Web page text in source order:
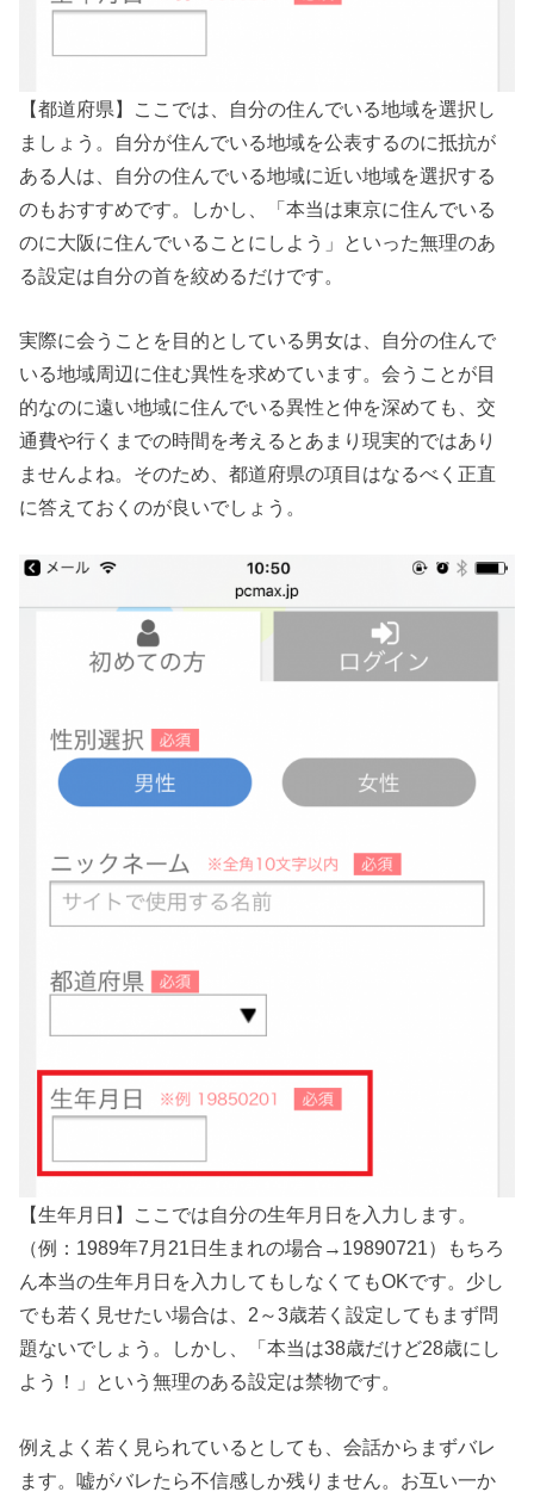
【都道府県】ここでは、自分の住んでいる地域を選択し
ましょう。自分が住んでいる地域を公表するのに抵抗が
ある人は、自分の住んでいる地域に近い地域を選択する
のもおすすめです。しかし、「本当は東京に住んでいる
のに大阪に住んでいることにしよう」といった無理のあ
る設定は自分の首を絞めるだけです。
実際に会うことを目的としている男女は、自分の住んで
いる地域周辺に住む異性を求めています。会うことが目
的なのに遠い地域に住んでいる異性と仲を深めても、交
通費や行くまでの時間を考えるとあまり現実的ではあり
ませんよね。そのため、都道府県の項目はなるべく正直
に答えておくのが良いでしょう。
【生年月日】ここでは自分の生年月日を入力します。
（例：1989年7月21日生まれの場合→19890721）もちろ
ん本当の生年月日を入力してもしなくてもOKです。少し
でも若く見せたい場合は、2～3歳若く設定してもまず問
題ないでしょう。しかし、「本当は38歳だけど28歳にし
よう！」という無理のある設定は禁物です。
例えよく若く見られているとしても、会話からまずバレ
ます。嘘がバレたら不信感しか残りません。お互い一か